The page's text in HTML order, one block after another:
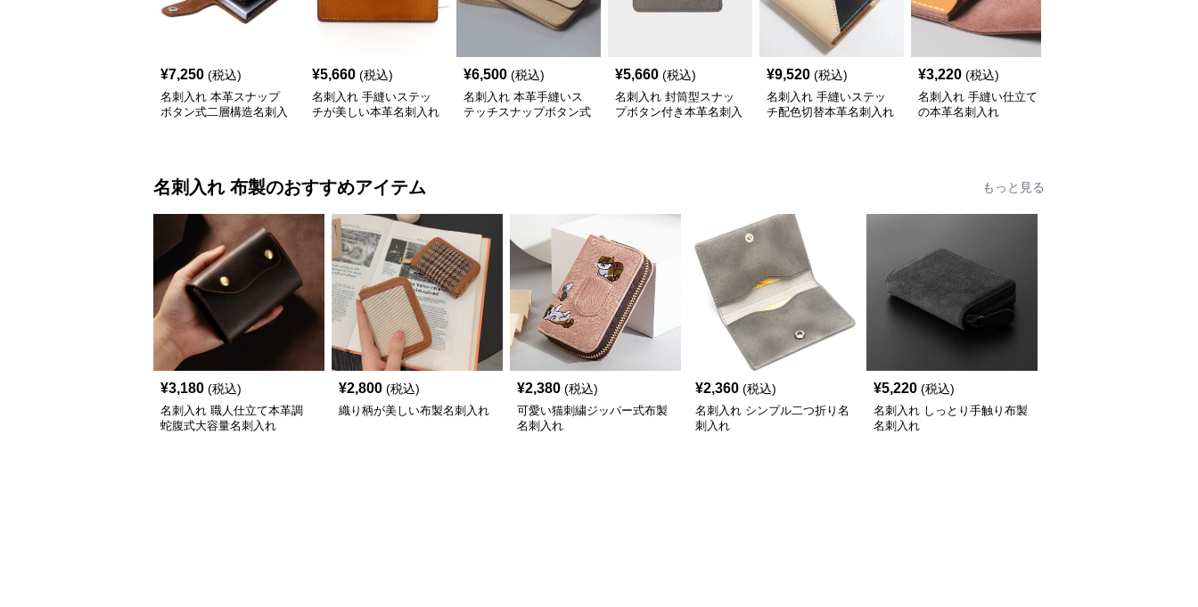
¥7,250 (税込)
名刺入れ 本革スナップ
ボタン式二層構造名刺入
¥5,660 (税込)
名刺入れ 手縫いステッ
チが美しい本革名刺入れ
¥6,500 (税込)
名刺入れ 本革手縫いス
テッチスナップボタン式
¥5,660 (税込)
名刺入れ 封筒型スナッ
プボタン付き本革名刺入
¥9,520 (税込)
名刺入れ 手縫いステッ
チ配色切替本革名刺入れ
¥3,220 (税込)
名刺入れ 手縫い仕立て
の本革名刺入れ
名刺入れ 布製のおすすめアイテム もっと見る
¥3,180 (税込)
名刺入れ 職人仕立て本革調
蛇腹式大容量名刺入れ
¥2,800 (税込)
織り柄が美しい布製名刺入れ
¥2,380 (税込)
可愛い猫刺繍ジッパー式布製
名刺入れ
¥2,360 (税込)
名刺入れ シンプル二つ折り名
刺入れ
¥5,220 (税込)
名刺入れ しっとり手触り布製
名刺入れ